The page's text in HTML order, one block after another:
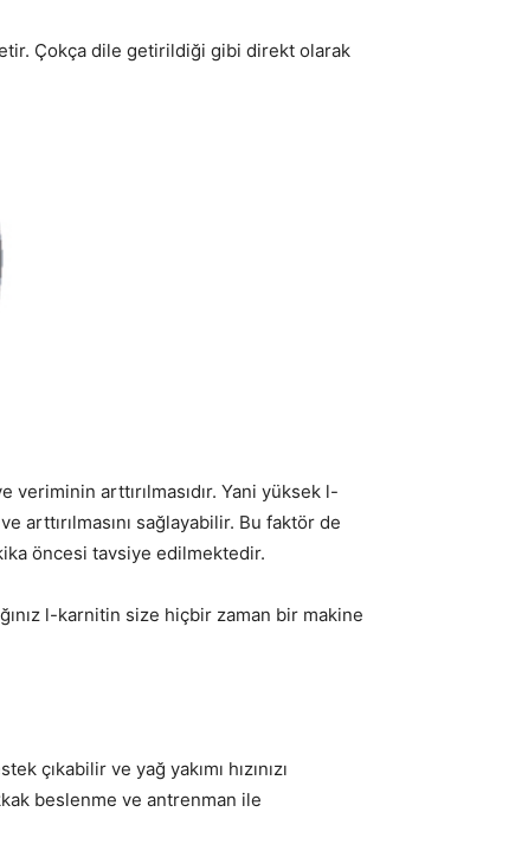
Çokça dile getirildiği gibi direkt olarak
arttırılmasıdır. Yani yüksek l-
arttırılmasını sağlayabilir. Bu faktör de
öncesi tavsiye edilmektedir.
l-karnitin size hiçbir zaman bir makine
çıkabilir ve yağ yakımı hızınızı
beslenme ve antrenman ile